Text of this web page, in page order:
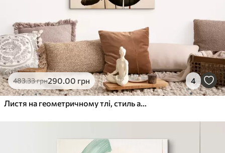
483.33грн290.00 грн 4
Листя на геометричному тлі, стиль абстрактного сучасного мистецтва